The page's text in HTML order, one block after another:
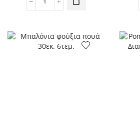
Fluffy
hot
pink